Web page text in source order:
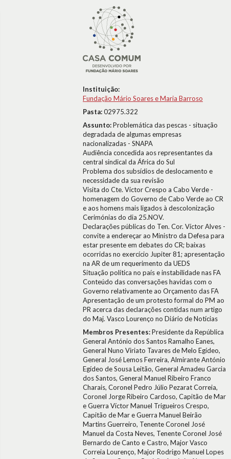
Instituição:
Fundação Mário Soares e Maria Barroso
Pasta:02975.322
Assunto:Problemática das pescas - situação
degradada de algumas empresas
nacionalizadas - SNAPA
Audiência concedida aos representantes da
central sindical da África do Sul
Problema dos subsídios de deslocamento e
necessidade da sua revisão
Visita do Cte. Víctor Crespo a Cabo Verde -
homenagem do Governo de Cabo Verde ao CR
e aos homens mais ligados à descolonização
Cerimónias do dia 25.NOV.
Declarações públicas do Ten. Cor. Víctor Alves -
convite a endereçar ao Ministro da Defesa para
estar presente em debates do CR; baixas
ocorridas no exercício Jupiter 81; apresentação
na AR de um requerimento da UEDS
Situação política no país e instabilidade nas FA
Conteúdo das conversações havidas com o
Governo relativamente ao Orçamento das FA
Apresentação de um protesto formal do PM ao
PR acerca das declarações contidas num artigo
do Maj. Vasco Lourenço no Diário de Notícias
Membros Presentes:Presidente da República
General António dos Santos Ramalho Eanes,
General Nuno Viriato Tavares de Melo Egídeo,
General José Lemos Ferreira, Almirante António
Egídeo de Sousa Leitão, General Amadeu Garcia
dos Santos, General Manuel Ribeiro Franco
Charais, Coronel Pedro Júlio Pezarat Correia,
Coronel Jorge Ribeiro Cardoso, Capitão de Mar
e Guerra Víctor Manuel Trigueiros Crespo,
Capitão de Mar e Guerra Manuel Beirão
Martins Guerreiro, Tenente Coronel José
Manuel da Costa Neves, Tenente Coronel José
Bernardo de Canto e Castro, Major Vasco
Correia Lourenço, Major Rodrigo Manuel Lopes